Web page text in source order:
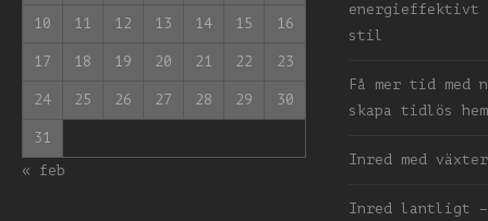
10 11 12 13 14 15 16
17 18 19 20 21 22 23
24 25 26 27 28 29 30
31
« feb
energieffektivt
stil
Få mer tid med
skapa tidlös
Inred med växter
Inred lantligt